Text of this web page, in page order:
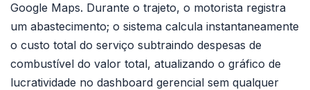
Google Maps. Durante o trajeto, o motorista registra
um abastecimento; o sistema calcula instantaneamente
o custo total do serviço subtraindo despesas de
combustível do valor total, atualizando o gráfico de
lucratividade no dashboard gerencial sem qualquer